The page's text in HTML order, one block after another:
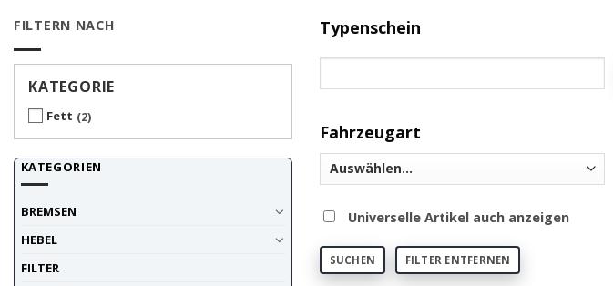
FILTERN NACH
KATEGORIE
Fett 2
KATEGORIEN
BREMSEN
HEBEL
FILTER
Typenschein
Fahrzeugart
Universelle Artikel auch anzeigen
SUCHEN FILTER ENTFERNEN